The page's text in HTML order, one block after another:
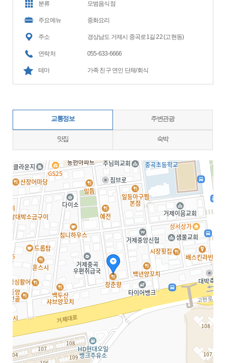
분류 모범음식점
주요메뉴 중화요리
주소 경상남도 거제시 중곡로1길 22 (고현동)
연락처 055-633-6666
테마 가족 친구 연인 단체/회식
교통정보 주변관광
맛집 숙박
지도삽입 (가로100%)